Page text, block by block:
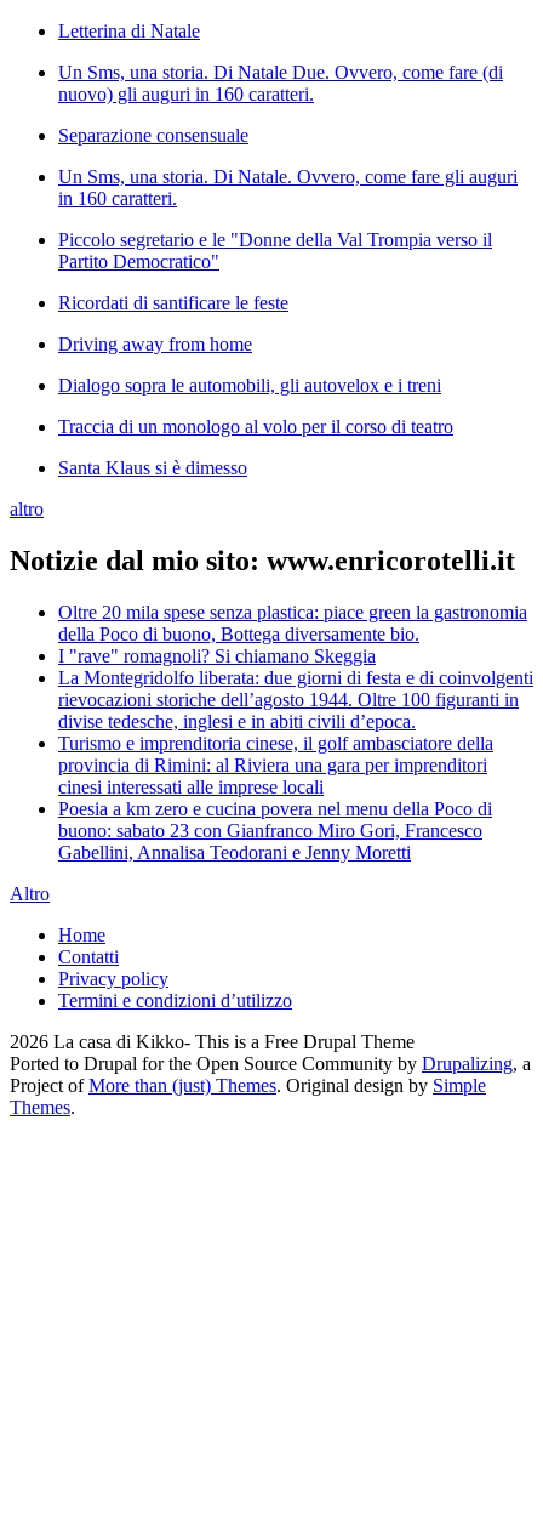
Letterina di Natale
Un Sms, una storia. Di Natale Due. Ovvero, come fare (di
nuovo) gli auguri in 160 caratteri.
Separazione consensuale
Un Sms, una storia. Di Natale. Ovvero, come fare gli auguri
in 160 caratteri.
Piccolo segretario e le "Donne della Val Trompia verso il
Partito Democratico"
Ricordati di santificare le feste
Driving away from home
Dialogo sopra le automobili, gli autovelox e i treni
Traccia di un monologo al volo per il corso di teatro
Santa Klaus si è dimesso
altro
Notizie dal mio sito: www.enricorotelli.it
Oltre 20 mila spese senza plastica: piace green la gastronomia
della Poco di buono, Bottega diversamente bio.
I "rave" romagnoli? Si chiamano Skeggia
La Montegridolfo liberata: due giorni di festa e di coinvolgenti
rievocazioni storiche dell’agosto 1944. Oltre 100 figuranti in
divise tedesche, inglesi e in abiti civili d’epoca.
Turismo e imprenditoria cinese, il golf ambasciatore della
provincia di Rimini: al Riviera una gara per imprenditori
cinesi interessati alle imprese locali
Poesia a km zero e cucina povera nel menu della Poco di
buono: sabato 23 con Gianfranco Miro Gori, Francesco
Gabellini, Annalisa Teodorani e Jenny Moretti
Altro
Home
Contatti
Privacy policy
Termini e condizioni d’utilizzo
2026 La casa di Kikko- This is a Free Drupal Theme
Ported to Drupal for the Open Source Community by Drupalizing, a
Project ofMore than (just) Themes. Original design by Simple
Themes.